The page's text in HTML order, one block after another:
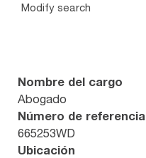
Modify search
Nombre del cargo
Abogado
Número de referencia
665253WD
Ubicación